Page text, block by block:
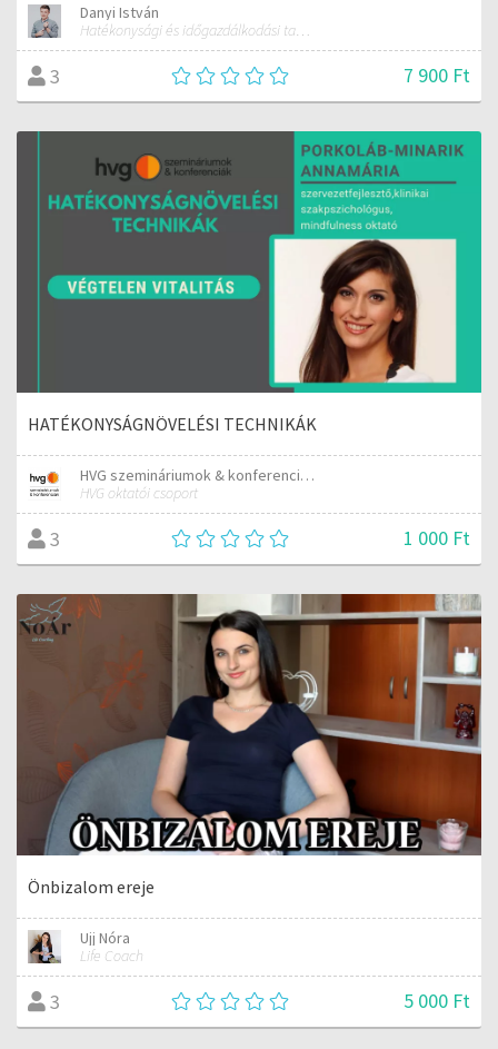
Danyi István
Hatékonysági és időgazdálkodási tanácsadó
3 7 900 Ft
HATÉKONYSÁGNÖVELÉSI TECHNIKÁK
HVG szemináriumok & konferenciák
HVG oktatói csoport
3 1 000 Ft
Önbizalom ereje
Ujj Nóra
Life Coach
3 5 000 Ft